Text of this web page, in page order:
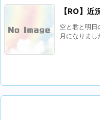
【RO】
空と君と明
月になりま